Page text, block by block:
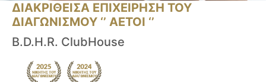
ΔΙΑΚΡΙΘΕΙΣΑ ΕΠΙΧΕΙΡΗΣΗ ΤΟΥ
ΔΙΑΓΩΝΙΣΜΟΥ ‘’ ΑΕΤΟΙ ‘’
B.D.H.R. ClubHouse